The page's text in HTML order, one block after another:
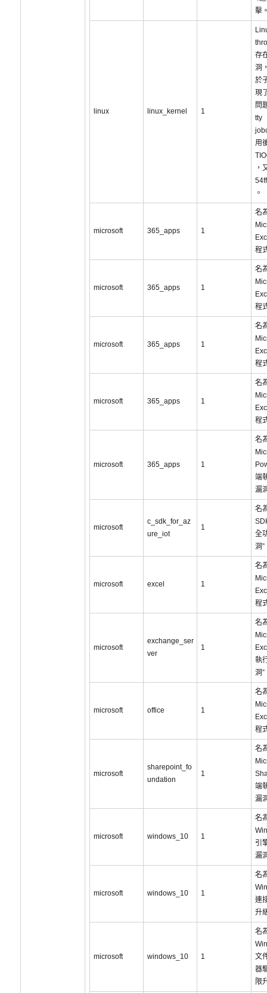
擊
linux linux_kernel 1
存
洞
於
現
問
tty
用
，
。
microsoft 365_apps 1
名
程
microsoft 365_apps 1
名
程
microsoft 365_apps 1
名
程
microsoft 365_apps 1
名
程
microsoft 365_apps 1
名
端
漏
microsoft
c_sdk_for_az
ure_iot
1
名
全
洞”
microsoft excel 1
名
程
microsoft
exchange_ser
ver
1
名
執
洞”
microsoft office 1
名
程
microsoft
sharepoint_fo
undation
1
名
端
漏
microsoft windows_10 1
名
引
漏
microsoft windows_10 1
名
連
升
microsoft windows_10 1
名
文
器
限